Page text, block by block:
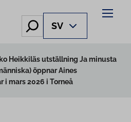
Hae SV
Heikkiläs utställning Ja minusta
öppnar Aines
i mars 2026 i Torneå